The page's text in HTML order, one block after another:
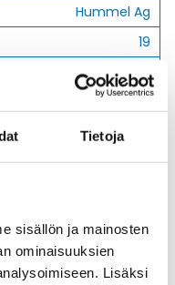
Tietoja
sisällön ja mainosten
ominaisuuksien
Lisäksi
Hummel Ag
19
6.5
RoHS;M